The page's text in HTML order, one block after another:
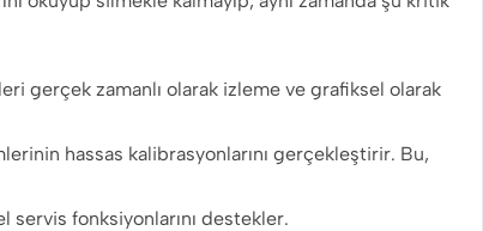
gerçek zamanlı olarak izleme ve grafiksel olarak
hassas kalibrasyonlarını gerçekleştirir. Bu,
fonksiyonlarını destekler.